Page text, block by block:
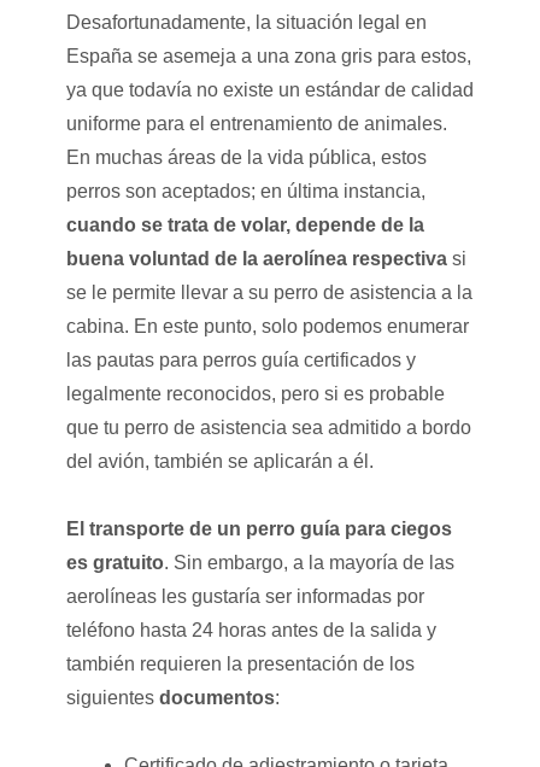
Desafortunadamente, la situación legal en
España se asemeja a una zona gris para estos,
ya que todavía no existe un estándar de calidad
uniforme para el entrenamiento de animales.
En muchas áreas de la vida pública, estos
perros son aceptados; en última instancia,
cuando se trata de volar, depende de la
buena voluntad de la aerolínea respectiva si
se le permite llevar a su perro de asistencia a la
cabina. En este punto, solo podemos enumerar
las pautas para perros guía certificados y
legalmente reconocidos, pero si es probable
que tu perro de asistencia sea admitido a bordo
del avión, también se aplicarán a él.
El transporte de un perro guía para ciegos
es gratuito. Sin embargo, a la mayoría de las
aerolíneas les gustaría ser informadas por
teléfono hasta 24 horas antes de la salida y
también requieren la presentación de los
siguientes documentos: